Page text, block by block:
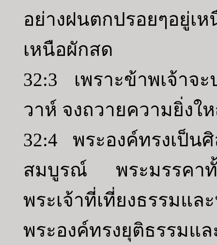
อย่างฝนตกปรอยๆอยู่เ
เหนือผักสด
32:3 เพราะข้าพเจ้าจ
วาห์ จงถวายความยิ่งใ
32:4 พระองค์ทรงเป็น
สมบูรณ์ พระมรรคาทั้
พระเจ้าที่เที่ยงธรรมแ
พระองค์ทรงยุติธรรมแล